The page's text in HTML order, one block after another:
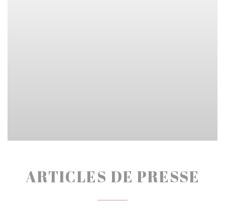
ARTICLES DE PRESSE